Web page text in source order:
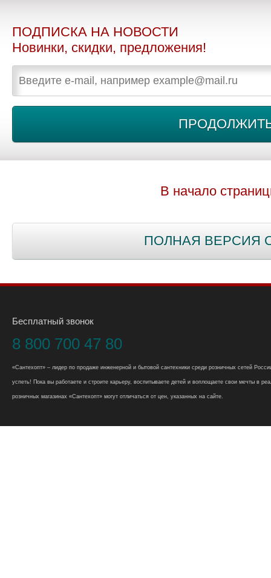
ПОДПИСКА НА НОВОСТИ
Новинки, скидки, предложения!
В начало
ПОЛНАЯ ВЕРСИЯ
Бесплатный звонок
8 800 700 47 80
«Сантехопт» – лидер по продаже инженерной и бытовой сантехники среди розничных сетей
успеть! Пока вы работаете и строите карьеру, воспитываете детей и воплощаете свои мечты в
розничных магазинах «Сантехопт» могут отличаться от цен, указанных на сайте.